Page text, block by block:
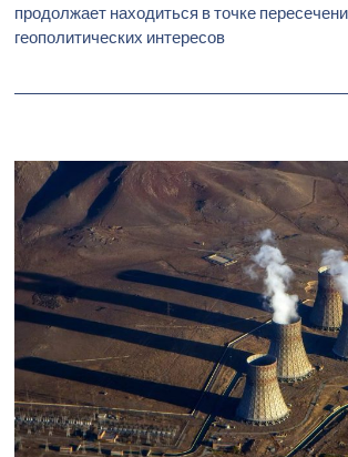
продолжает находиться в точке
геополитических интересов